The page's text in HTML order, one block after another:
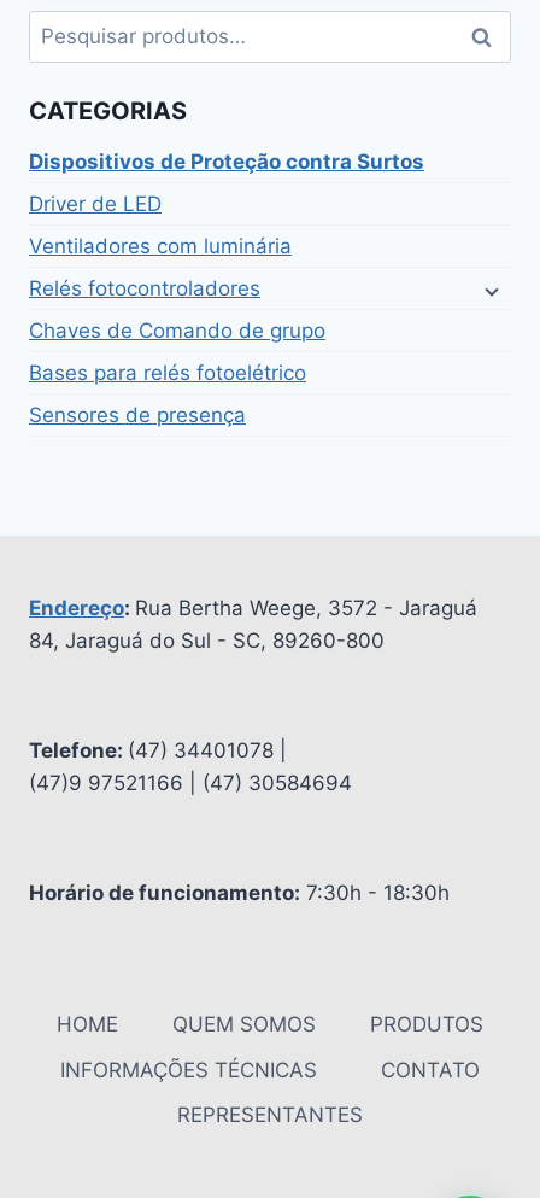
Pesquisar
por:
CATEGORIAS
Dispositivos de Proteção contra Surtos
Driver de LED
Ventiladores com luminária
Relés fotocontroladores
Chaves de Comando de grupo
Bases para relés fotoelétrico
Sensores de presença
Endereço: Rua Bertha Weege, 3572 - Jaraguá
84, Jaraguá do Sul - SC, 89260-800
Telefone: (47) 34401078 |
(47)9 97521166 | (47) 30584694
Horário de funcionamento: 7:30h - 18:30h
HOME QUEM SOMOS
PRODUTOS
INFORMAÇÕES TÉCNICAS
CONTATO
REPRESENTANTES